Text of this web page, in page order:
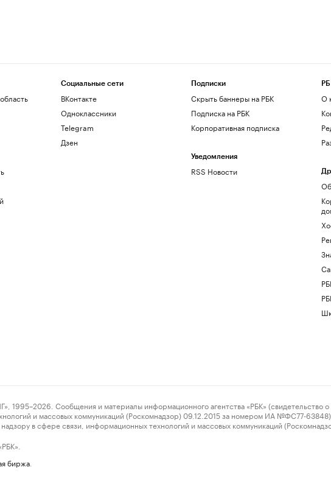
Социальные сети
ВКонтакте
Одноклассники
Telegram
Дзен
Подписки
Скрыть баннеры на РБК
Подписка на РБК
Корпоративная подписка
Уведомления
RSS Новости
О
Сообщения и материалы информационного агентства «РБК» (свидетельство о
и массовых коммуникаций (Роскомнадзор) 09.12.2015 за номером ИА №ФС77-63848)
в сфере связи, информационных технологий и массовых коммуникаций
биржа